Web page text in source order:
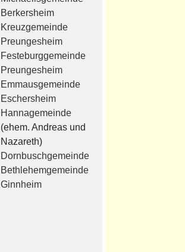
Berkersheim
Kreuzgemeinde
Preungesheim
Festeburggemeinde
Preungesheim
Emmausgemeinde
Eschersheim
Hannagemeinde
(ehem. Andreas und
Nazareth)
Dornbuschgemeinde
Bethlehemgemeinde
Ginnheim